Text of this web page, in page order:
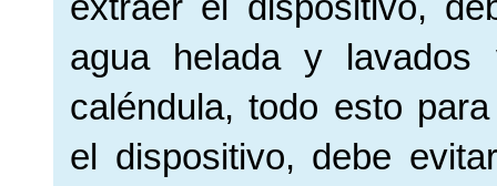
agua helada y lavados
caléndula, todo esto
el dispositivo, debe